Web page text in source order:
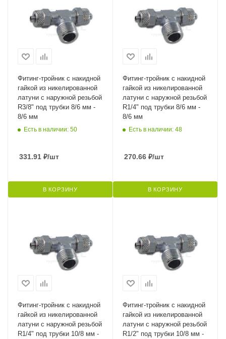
Фитинг-тройник с накидной
гайкой из никелированной
латуни с наружной резьбой
R3/8" под трубки 8/6 мм -
8/6 мм
Есть в наличии: 50
331.91 ₽/шт
В КОРЗИНУ
Фитинг-тройник с накидной
гайкой из никелированной
латуни с наружной резьбой
R1/4" под трубки 8/6 мм -
8/6 мм
Есть в наличии: 48
270.66 ₽/шт
В КОРЗИНУ
Фитинг-тройник с накидной
гайкой из никелированной
латуни с наружной резьбой
R1/4" под трубки 10/8 мм -
Фитинг-тройник с накидной
гайкой из никелированной
латуни с наружной резьбой
R1/2" под трубки 10/8 мм -